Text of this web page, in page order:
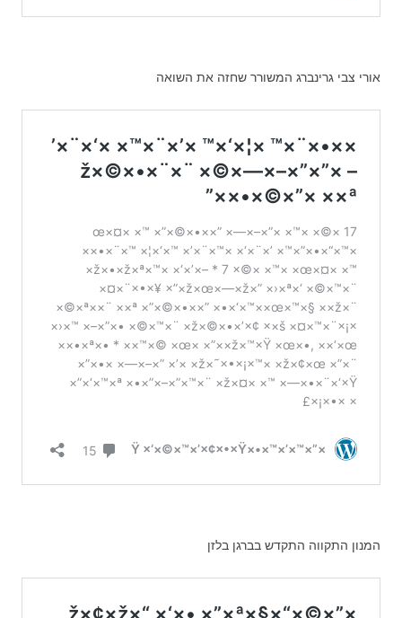
אורי צבי גרינברג המשורר שחזה את השואה
המנון התקווה התקדש בברגן בלזן